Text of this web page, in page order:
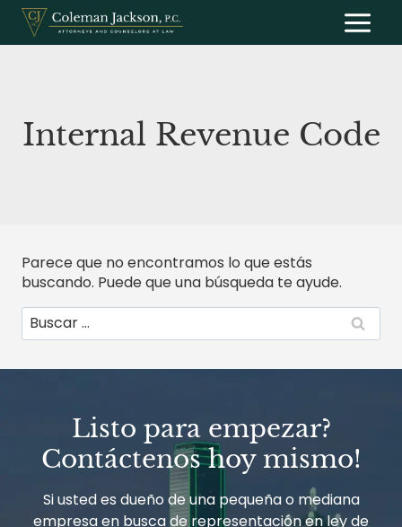
Saltar
contenido
Internal Revenue Code
Parece que no encontramos lo que estás
buscando. Puede que una búsqueda te ayude.
Buscar:
Listo para empezar?
Contáctenos hoy mismo!
Si usted es dueño de una pequeña o mediana
empresa en busca de representación en ley de